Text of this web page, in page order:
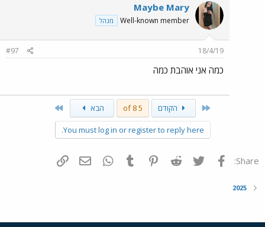
Maybe Mary
Well-known member מנהל
18/4/19
#97
כמה אני אוהבת כמה
First הקודם 5 of 8 הבא
You must log in or register to reply here.
Share: פייסבוק Twitter
Reddit
Pinterest
Tumblr
WhatsAppדואר אלקטרוני
2025